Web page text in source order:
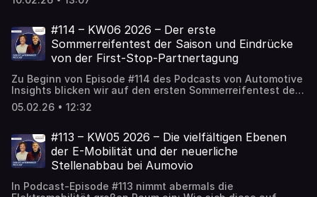
Handelstochter Euromaster im Fokus. Bei beiden
strategische Weichen für die Zukunft gestellt und auch
auf personeller Ebene wurden Veränderungen
kommuniziert. Wird ordnen die Meldungen der letzten
Wochen und Monate ein, ehe wir detailliert auf das
Flottengeschäft blicken. Dessen Bedeutung für
Reifenfachhändler, Autohäuser und Werkstätten wächst
weiter, wie unter anderem Zahlen des KBA sowie ein Blick
auf die Top-10-Dienstwagen 2025 zeigen.
#114 – KW06 2026 – Der erste
Sommerreifentest der Saison und Eindrücke
von der First-Stop-Partnertagung
Zu Beginn von Episode #114 des Podcasts von Automotive
Insights blicken wir auf den ersten Sommerreifentest der
Saison: Der Auto Club Europa (ACE) hat zehn Profile in der
Dimension 225/40 R18 XL untersucht, liefert damit
alle Reifen sind mindestens „empfehlenswert”. Wir ordnen
den Test und auch seine Resultate in dieser Folge ein,
bevor Kay seine Eindrücke von der First-Stop-
Partnertagung im Magdeburg schildert. Dort zeigten sich
die Verantwortlichen gewohnt dialog-orientiert und
informierten unter anderem über die vom Hersteller ZC
05.02.26 • 12:32
#113 – KW05 2026 – Die vielfältigen Ebenen
der E-Mobilität und der neuerliche
Stellenabbau bei Aumovio
In Podcast-Episode #113 nimmt abermals die